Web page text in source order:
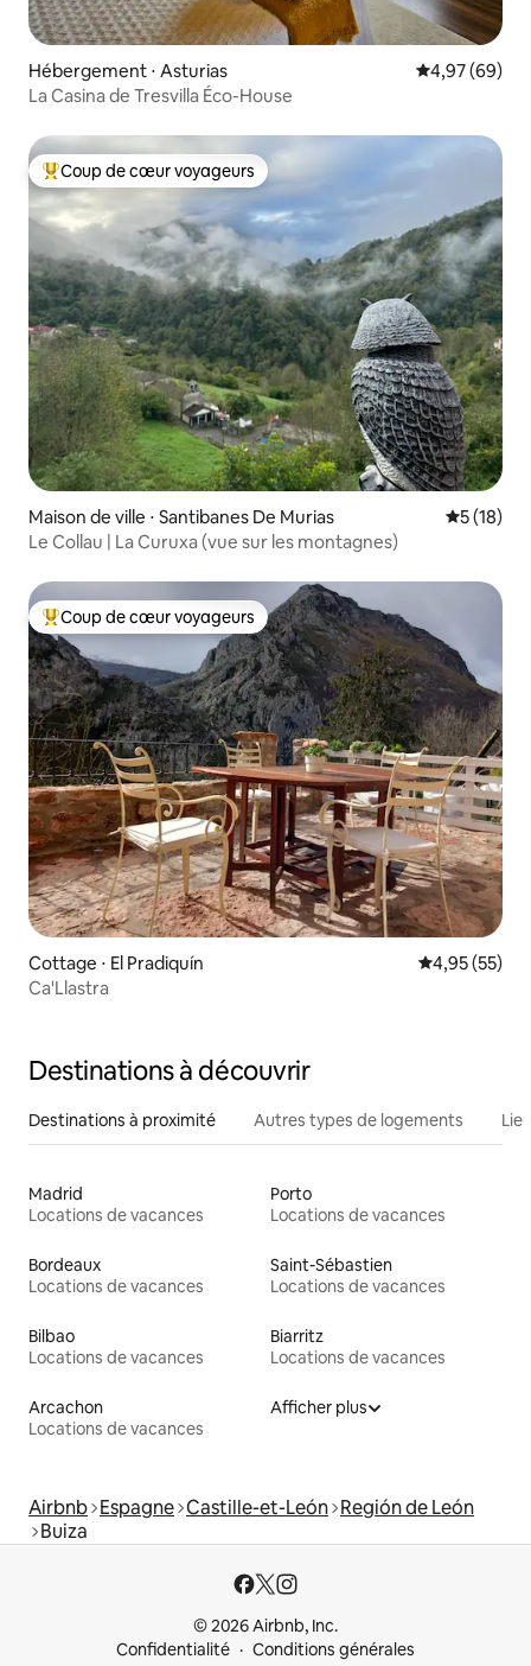
Hébergement ⋅ Asturias Évaluation
4,97 (69)
La Casina de Tresvilla Éco-House
Coups de cœur voyageurs les plus appréciés
Coup de cœur voyageurs
Maison de ville ⋅ Santibanes De Murias
5 (18)
Le Collau | La Curuxa (vue sur les montagnes)
Coups de cœur voyageurs les plus appréciés
Coup de cœur voyageurs
Cottage ⋅ El Pradiquín Évaluation
4,95 (55)
Ca'Llastra
Destinations à découvrir
Destinations à proximité Autres types de logements
Madrid
Locations de vacances
Porto
Locations de vacances
Bordeaux
Locations de vacances
Saint-Sébastien
Locations de vacances
Bilbao
Locations de vacances
Biarritz
Locations de vacances
Arcachon
Locations de vacances
Afficher plus
Airbnb Espagne Castille-et-León Región de León
Buiza
© 2026 Airbnb, Inc.
Confidentialité
Conditions générales